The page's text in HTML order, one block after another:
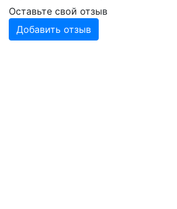
Оставьте свой отзыв
Добавить отзыв